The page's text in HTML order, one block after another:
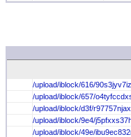
/upload/iblock/616/
/upload/iblock/657/
/upload/iblock/d3f/
/upload/iblock/9e4/
/upload/iblock/49e/